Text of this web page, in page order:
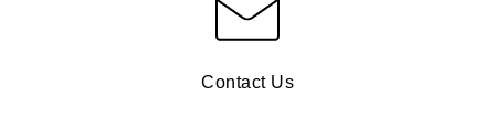
Contact Us